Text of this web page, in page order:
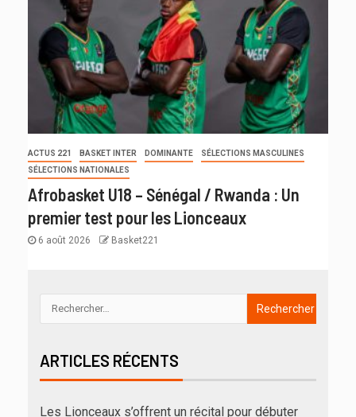
ACTUS 221 BASKET INTER DOMINANTE
SÉLECTIONS MASCULINES
SÉLECTIONS NATIONALES
Afrobasket U18 – Sénégal / Rwanda : Un
premier test pour les Lionceaux
6 août 2026 Basket221
ARTICLES RÉCENTS
Les Lionceaux s’offrent un récital pour débuter